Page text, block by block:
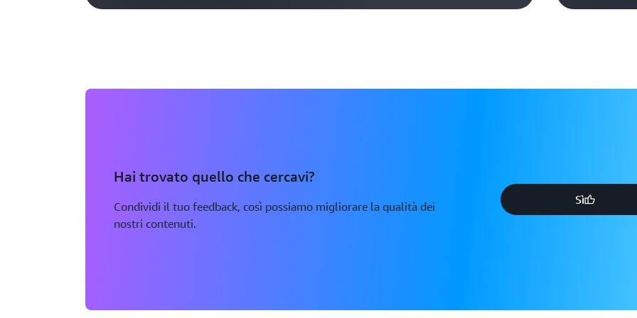
Hai trovato quello che cercavi?
Condividi il tuo feedback, così possiamo migliorare la qualità dei
nostri contenuti.
Sì